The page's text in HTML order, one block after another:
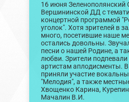
16 июня Зеленополянский
Вершининской ДД с
концертной программой
уголок". Хотя зрителей в
много, посетившие наше
остались довольны.
песни о нашей Родине, а
любви. Зрители подпевали
артистам аплодисменты.
приняли участие
"Мелодия", а также
Хвощенко Карина,
Мачалин В.И.